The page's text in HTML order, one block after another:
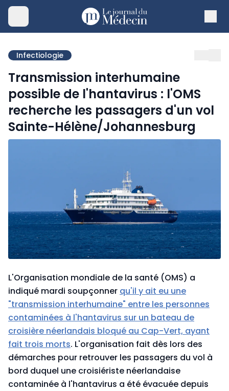
Infectiologie
Transmission interhumaine
possible de l'hantavirus : l'OMS
recherche les passagers d'un vol
Sainte-Hélène/Johannesburg
L'Organisation mondiale de la santé (OMS) a
indiqué mardi soupçonner qu'il y ait eu une
"transmission interhumaine" entre les personnes
contaminées à l'hantavirus sur un bateau de
croisière néerlandais bloqué au Cap-Vert, ayant
fait trois morts. L'organisation fait dès lors des
démarches pour retrouver les passagers du vol à
bord duquel une croisiériste néerlandaise
contaminée à l'hantavirus a été évacuée depuis